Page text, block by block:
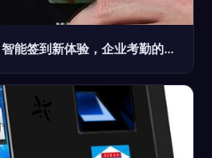
晨光AEQ96709人脸考勤机 智能签到新体验，企业考勤的智慧之选